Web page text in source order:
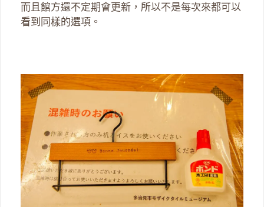
而且館方還不定期會更新，所以不是每次來都可以
看到同樣的選項。